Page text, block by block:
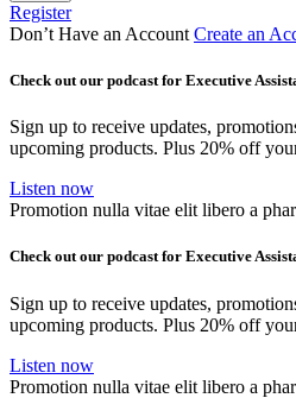
Register
Don’t Have an Account Create an
Check out our podcast for Executive
Sign up to receive updates,
upcoming products. Plus 20% off
Listen now
Promotion nulla vitae elit libero a
Check out our podcast for Executive
Sign up to receive updates,
upcoming products. Plus 20% off
Listen now
Promotion nulla vitae elit libero a